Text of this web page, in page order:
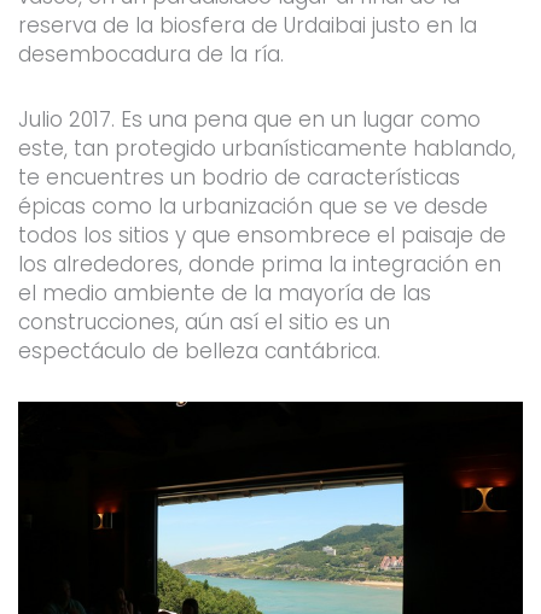
reserva de la biosfera de Urdaibai justo en la
desembocadura de la ría.
Julio 2017. Es una pena que en un lugar como
este, tan protegido urbanísticamente hablando,
te encuentres un bodrio de características
épicas como la urbanización que se ve desde
todos los sitios y que ensombrece el paisaje de
los alrededores, donde prima la integración en
el medio ambiente de la mayoría de las
construcciones, aún así el sitio es un
espectáculo de belleza cantábrica.